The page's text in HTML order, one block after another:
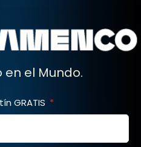
en el Mundo.
GRATIS